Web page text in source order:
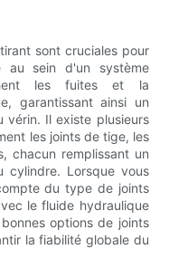
sont cruciales pour
au sein d'un système
les fuites et la
garantissant ainsi un
Il existe plusieurs
les joints de tige, les
chacun remplissant un
cylindre. Lorsque vous
du type de joints
le fluide hydraulique
options de joints
la fiabilité globale du